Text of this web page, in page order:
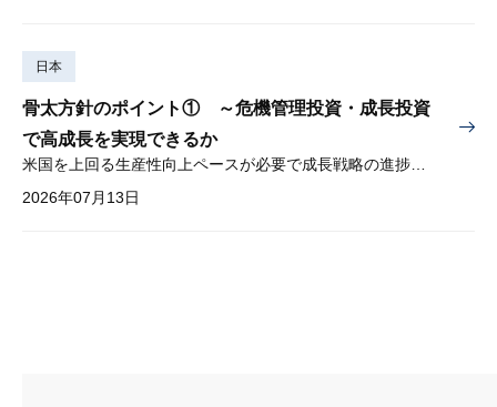
日本
骨太方針のポイント① ～危機管理投資・成長投資
で高成長を実現できるか
米国を上回る生産性向上ペースが必要で成長戦略の進捗管理も課題
2026年07月13日